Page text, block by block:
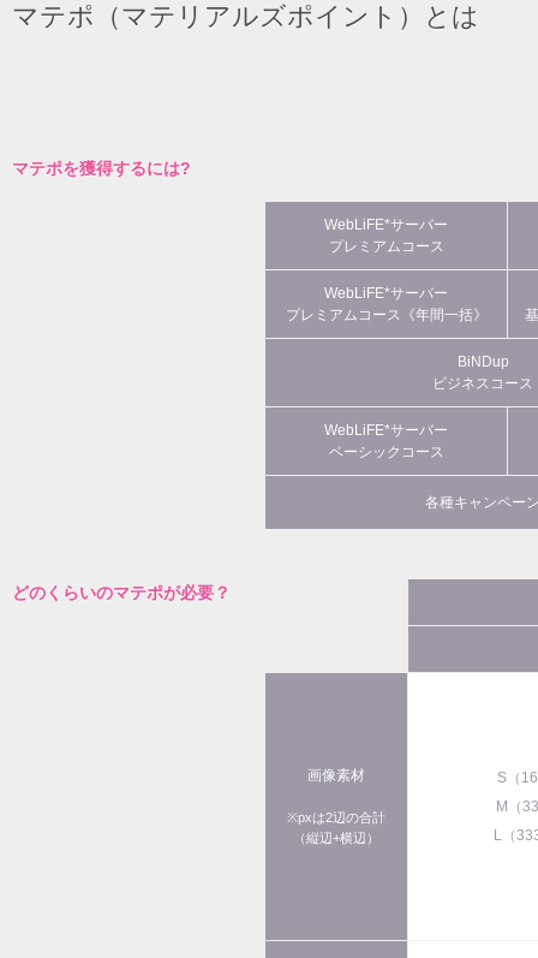
マテポ（マテリアルズポイント）とは
マテポを獲得するには?
WebLiFE*サーバー
プレミアムコース
WebLiFE*サーバー
プレミアムコース《年間一括》
BiNDup
ビジネスコース
WebLiFE*サーバー
ベーシックコース
各種キャンペー
どのくらいのマテポが必要？
画像素材
※pxは2辺の合計
（縦辺+横辺）
S（
M（
L（